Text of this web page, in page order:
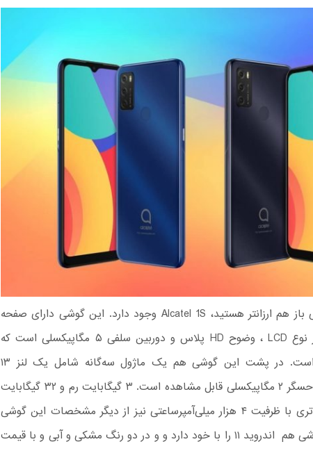
اگر به دنبال یک گوشی باز هم ارزانتر هستید، Alcatel 1S وجود دارد. این گوشی دارای صفحه
نمایش ۶.۵۲ اینچی از نوع LCD ، وضوح HD پلاس و دوربین سلفی ۵ مگاپیکسلی است که
دارای کیفیت پایینی است. در پشت این گوشی هم یک ماژول سه‌گانه شامل یک لنز ۱۳
مگاپیکسلی در کنار دو حسگر ۲ مگاپیکسلی قابل مشاهده است. ۳ گیگابایت رم و ۳۲ گیگابایت
حافظه داخلی و یک باتری با ظرفیت ۴ هزار میلی‌آمپر‌ساعتی نیز از دیگر مشخصات این گوشی
هوشمند است. این گوشی هم اندروید ۱۱ را با خود دارد و و در دو رنگ مشکی و آبی و با قیمت